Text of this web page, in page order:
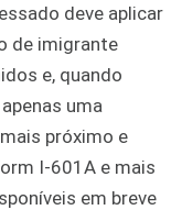
deve aplicar
de imigrante
e, quando
uma
próximo e
I-601A e mais
em breve